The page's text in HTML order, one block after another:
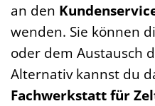
an den
wenden. Sie können
oder dem Austausch
Alternativ kannst du
Fachwerkstatt für